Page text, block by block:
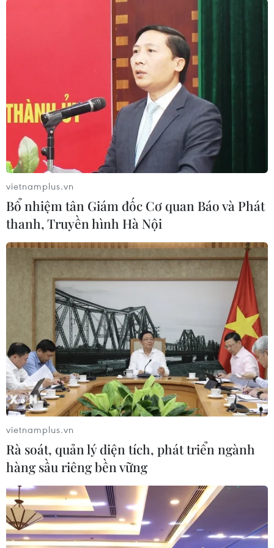
kể thời gian chuyển đổi máy bay ở Pháp hoặc ở
Còn từ sân bay Zurich đến chân núi Alps hết 3
giờ ôtô, nhưng từ chân núi đến thị trấn Davos
cũng phải mất cả tiếng đồng hồ.
Bánh xe ôtô được quấn xích chuẩn bị cho đoạn đường vượt núi
khó khăn. (Ảnh: Tố Uyên/Vietnam+)
Phía cảnh sát và quân đội cũng đã thành lập các
trạm kiểm soát trên khắp đường phố lớn tại đây.
Ngay từ dưới chân núi đã có những chốt an
ninh sẵn sàng dừng bất kể xe nào cảm thấy
nghi ngờ cần kiểm tra. Đường đến nơi tổ chức
hội nghị một bên là vực thẳm, một bên là vách
núi. Tuyết rơi trắng trên rừng cây và trên
những mái nhà.
Để có thể lái ôtô lên Davos, nhiều xe cần phải
dùng xích sắt buộc vào lốp ôtô để tránh trơn
trượt trên con đường núi quanh co, nguy hiểm.
vietnamplus.vn
Bổ nhiệm tân Giám đốc Cơ quan Báo và Phát
thanh, Truyền hình Hà Nội
vietnamplus.vn
Rà soát, quản lý diện tích, phát triển ngành
hàng sầu riêng bền vững